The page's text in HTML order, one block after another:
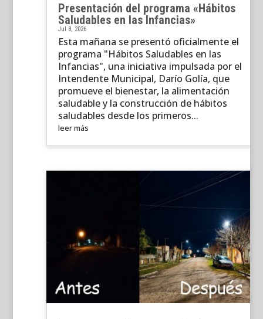
Presentación del programa «Hábitos
Saludables en las Infancias»
Jul 8, 2026
Esta mañana se presentó oficialmente el
programa "Hábitos Saludables en las
Infancias", una iniciativa impulsada por el
Intendente Municipal, Darío Golía, que
promueve el bienestar, la alimentación
saludable y la construcción de hábitos
saludables desde los primeros...
leer más